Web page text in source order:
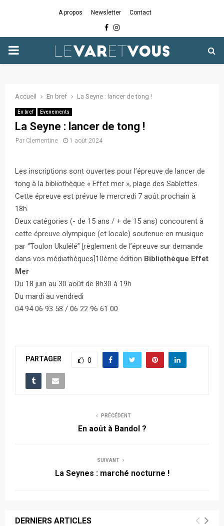
A propos Newsletter Contact
Facebook
Instagram
PRIMARY
Accueil En bref La Seyne : lancer de tong !
En bref Evenements
La Seyne : lancer de tong !
Par Clementine 1 août 2024
Les inscriptions sont ouvertes pour l’épreuve de lancer de
tong à la bibliothèque « Effet mer », plage des Sablettes.
Cette épreuve est prévue le mercredi 7 août prochain à
18h.
Deux catégories (- de 15 ans / + de 15 ans) concourent à
cette épreuve olympique (et locale) soutenue en musique
par “Toulon Ukulélé” [règlement de l’épreuve sur demande
dans vos médiathèques]10ème édition Bibliothèque Effet
Mer
Du 18 juin au 30 août de 8h30 à 19h
Du mardi au vendredi
04 94 06 93 58 / 06 22 96 61 00
PARTAGER 0
PRÉCÉDENT
En août à Bandol ?
SUIVANT
La Seynes : marché nocturne !
DERNIERS ARTICLES